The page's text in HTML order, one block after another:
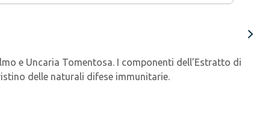
e Uncaria Tomentosa. I componenti dell’Estratto di
delle naturali difese immunitarie.